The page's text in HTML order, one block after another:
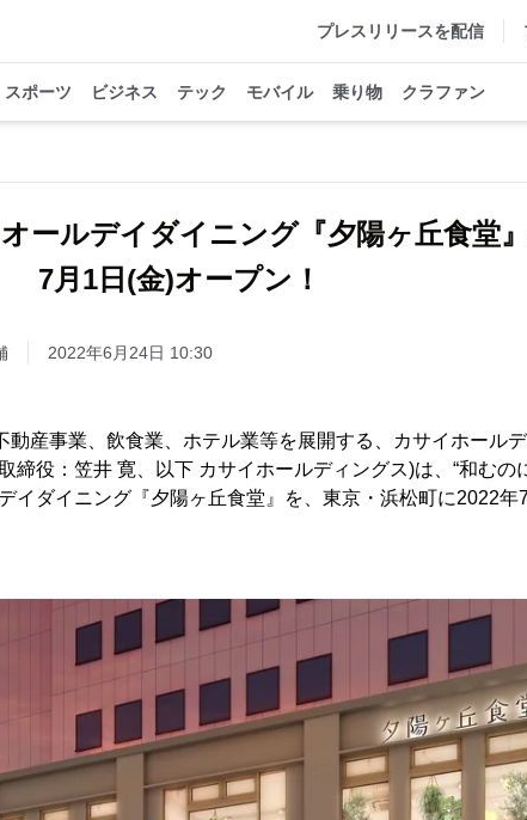
プレスリリースを配信
スポーツ ビジネス テック モバイル 乗り物 クラファン
ールデイダイニング『夕陽ヶ丘食堂
7月1日(金)オープン！
2022年6月24日 10:30
動産事業、飲食業、ホテル業等を展開する、カサイホール
締役：笠井 寛、以下 カサイホールディングス)は、“和むの
イダイニング『夕陽ヶ丘食堂』を、東京・浜松町に2022年